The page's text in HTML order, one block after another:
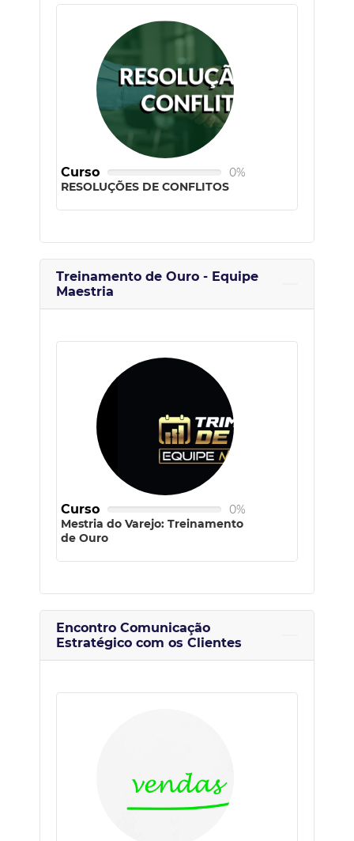
Curso
0%
RESOLUÇÕES DE CONFLITOS
Treinamento de Ouro - Equipe
Maestria
Curso
0%
Mestria do Varejo: Treinamento
de Ouro
Encontro Comunicação
Estratégico com os Clientes